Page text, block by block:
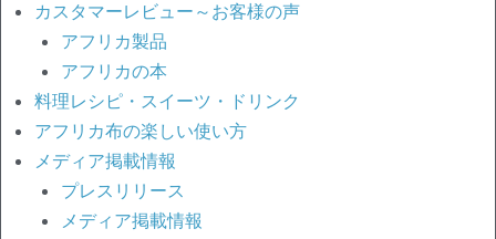
カスタマーレビュー～お客様の声
アフリカ製品
アフリカの本
料理レシピ・スイーツ・ドリンク
アフリカ布の楽しい使い方
メディア掲載情報
プレスリリース
メディア掲載情報